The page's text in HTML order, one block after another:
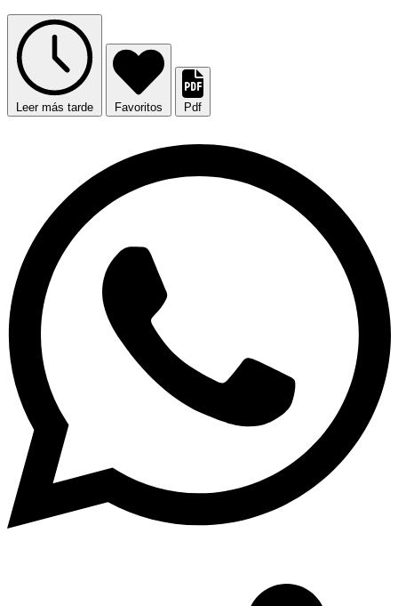
Leer más tarde Favoritos Pdf